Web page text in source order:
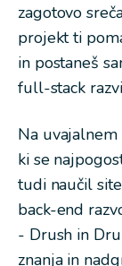
zagotovo
projekt ti
in postaneš
full-stack
Na
ki se
tudi naučil
back-end
- Drush in
znanja in